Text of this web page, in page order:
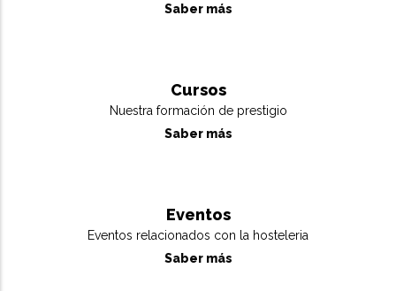
Saber más
Cursos
Nuestra formación de prestigio
Saber más
Eventos
Eventos relacionados con la hosteleria
Saber más